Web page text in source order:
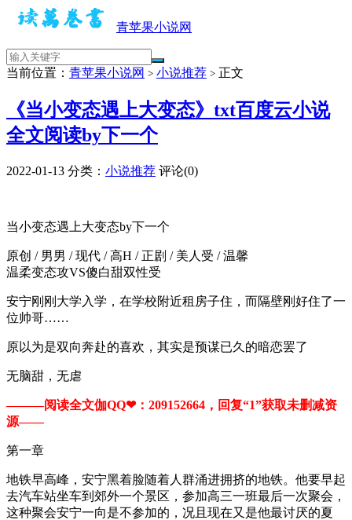
青苹果小说网
当前位置： 青苹果小说网 > 小说推荐 > 正文
《当小变态遇上大变态》txt百度云小说
全文阅读by下一个
2022-01-13 分类： 小说推荐 评论(0)
当小变态遇上大变态by下一个
原创 / 男男 / 现代 / 高H / 正剧 / 美人受 / 温馨
温柔变态攻VS傻白甜双性受
安宁刚刚大学入学，在学校附近租房子住，而隔壁刚好住了一
位帅哥……
原以为是双向奔赴的喜欢，其实是预谋已久的暗恋罢了
无脑甜，无虐
———阅读全文伽QQ❤：209152664，回复“1”获取未删减资
源—​​​​—
第一章
地铁早高峰，安宁黑着脸随着人群涌进拥挤的地铁。他要早起
去汽车站坐车到郊外一个景区，参加高三一班最后一次聚会，
这种聚会安宁一向是不参加的，况且现在又是他最讨厌的夏